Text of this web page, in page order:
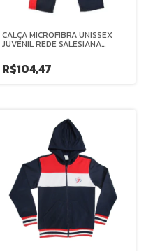
CALÇA MICROFIBRA UNISSEX
JUVENIL REDE SALESIANA
R$104,47